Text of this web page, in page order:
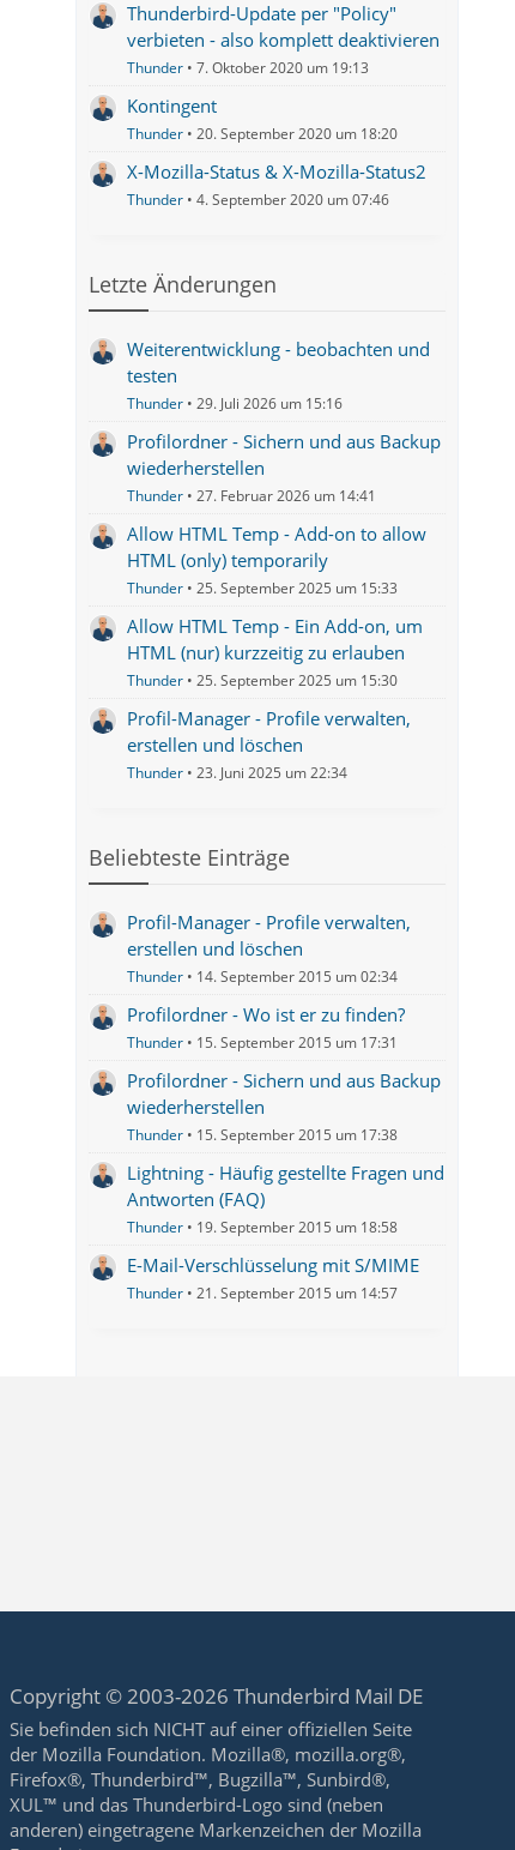
Thunderbird-Update per "Policy"
verbieten - also komplett deaktivieren
Thunder 7. Oktober 2020 um 19:13
Kontingent
Thunder 20. September 2020 um 18:20
X-Mozilla-Status & X-Mozilla-Status2
Thunder 4. September 2020 um 07:46
Letzte Änderungen
Weiterentwicklung - beobachten und
testen
Thunder 29. Juli 2026 um 15:16
Profilordner - Sichern und aus Backup
wiederherstellen
Thunder 27. Februar 2026 um 14:41
Allow HTML Temp - Add-on to allow
HTML (only) temporarily
Thunder 25. September 2025 um 15:33
Allow HTML Temp - Ein Add-on, um
HTML (nur) kurzzeitig zu erlauben
Thunder 25. September 2025 um 15:30
Profil-Manager - Profile verwalten,
erstellen und löschen
Thunder 23. Juni 2025 um 22:34
Beliebteste Einträge
Profil-Manager - Profile verwalten,
erstellen und löschen
Thunder 14. September 2015 um 02:34
Profilordner - Wo ist er zu finden?
Thunder 15. September 2015 um 17:31
Profilordner - Sichern und aus Backup
wiederherstellen
Thunder 15. September 2015 um 17:38
Lightning - Häufig gestellte Fragen und
Antworten (FAQ)
Thunder 19. September 2015 um 18:58
E-Mail-Verschlüsselung mit S/MIME
Thunder 21. September 2015 um 14:57
Copyright © 2003-2026 Thunderbird Mail DE
Sie befinden sich NICHT auf einer offiziellen Seite
der Mozilla Foundation. Mozilla®, mozilla.org®,
Firefox®, Thunderbird™, Bugzilla™, Sunbird®,
XUL™ und das Thunderbird-Logo sind (neben
anderen) eingetragene Markenzeichen der Mozilla